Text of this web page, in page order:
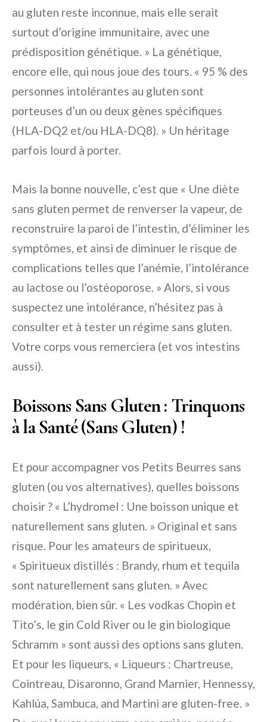
au gluten reste inconnue, mais elle serait
surtout d’origine immunitaire, avec une
prédisposition génétique. » La génétique,
encore elle, qui nous joue des tours. « 95 % des
personnes intolérantes au gluten sont
porteuses d’un ou deux gènes spécifiques
(HLA-DQ2 et/ou HLA-DQ8). » Un héritage
parfois lourd à porter.
Mais la bonne nouvelle, c’est que « Une diète
sans gluten permet de renverser la vapeur, de
reconstruire la paroi de l’intestin, d’éliminer les
symptômes, et ainsi de diminuer le risque de
complications telles que l’anémie, l’intolérance
au lactose ou l’ostéoporose. » Alors, si vous
suspectez une intolérance, n’hésitez pas à
consulter et à tester un régime sans gluten.
Votre corps vous remerciera (et vos intestins
aussi).
Boissons Sans Gluten : Trinquons
à la Santé (Sans Gluten) !
Et pour accompagner vos Petits Beurres sans
gluten (ou vos alternatives), quelles boissons
choisir ? « L’hydromel : Une boisson unique et
naturellement sans gluten. » Original et sans
risque. Pour les amateurs de spiritueux,
« Spiritueux distillés : Brandy, rhum et tequila
sont naturellement sans gluten. » Avec
modération, bien sûr. « Les vodkas Chopin et
Tito’s, le gin Cold River ou le gin biologique
Schramm » sont aussi des options sans gluten.
Et pour les liqueurs, « Liqueurs : Chartreuse,
Cointreau, Disaronno, Grand Marnier, Hennessy,
Kahlúa, Sambuca, and Martini are gluten-free. »